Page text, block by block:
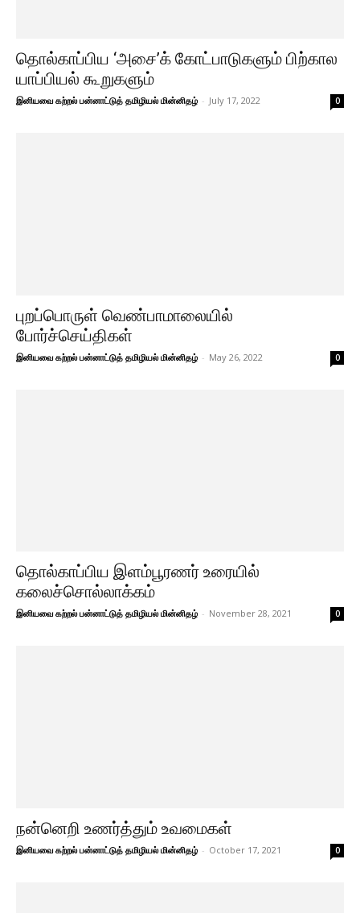
தொல்காப்பிய ‘அசை’க் கோட்பாடுகளும் பிற்கால
யாப்பியல் கூறுகளும்
இனியவை கற்றல் பன்னாட்டுத் தமிழியல் மின்னிதழ் - July 17, 2022 0
புறப்பொருள் வெண்பாமாலையில்
போர்ச்செய்திகள்
இனியவை கற்றல் பன்னாட்டுத் தமிழியல் மின்னிதழ் - May 26, 2022 0
தொல்காப்பிய இளம்பூரணர் உரையில்
கலைச்சொல்லாக்கம்
இனியவை கற்றல் பன்னாட்டுத் தமிழியல் மின்னிதழ் - November 28, 2021 0
நன்னெறி உணர்த்தும் உவமைகள்
இனியவை கற்றல் பன்னாட்டுத் தமிழியல் மின்னிதழ் - October 17, 2021 0